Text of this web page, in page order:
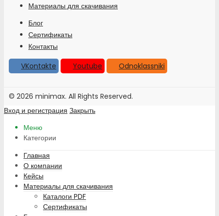
Материалы для скачивания
Блог
Сертификаты
Контакты
VKontakte
Youtube Odnoklassniki
© 2026 minimax. All Rights Reserved.
Вход и регистрация Закрыть
Меню
Категории
Главная
О компании
Кейсы
Материалы для скачивания
Каталоги PDF
Сертификаты